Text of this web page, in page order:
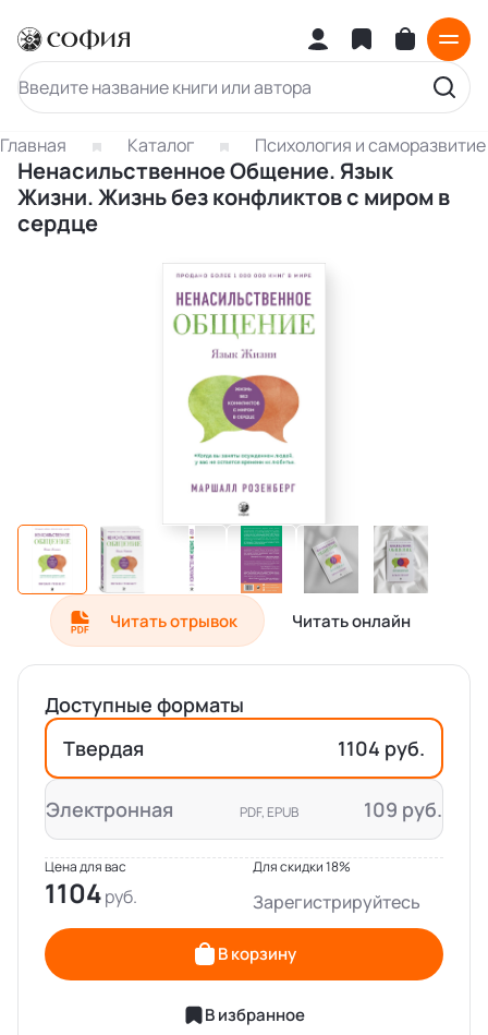
Главная Каталог Психология и саморазвитие
Ненасильственное Общение. Язык
Жизни. Жизнь без конфликтов с миром в
сердце
Читать отрывок Читать онлайн
Доступные форматы
Твердая
1104 руб.
Электронная PDF, EPUB 109 руб.
Цена для вас
1104
Для скидки 18%
Зарегистрируйтесь
В корзину
В избранное